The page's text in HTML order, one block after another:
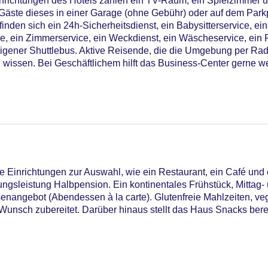
dieses in einer Garage (ohne Gebühr) oder auf dem
sich ein 24h-Sicherheitsdienst, ein Babysitterservice,
ein Zimmerservice, ein Weckdienst, ein Wäscheservice, ein
Shuttlebus. Aktive Reisende, die die Umgebung per
Bei Geschäftlichem hilft das Business-Center gerne
am Pool, Liegen am Pool
Club, EC Maestro, Mastercard, Visa
Einrichtungen zur Auswahl, wie ein Restaurant, ein Café und
Halbpension. Ein kontinentales Frühstück, Mittag-
(Abendessen à la carte). Glutenfreie Mahlzeiten,
zubereitet. Darüber hinaus stellt das Haus Snacks